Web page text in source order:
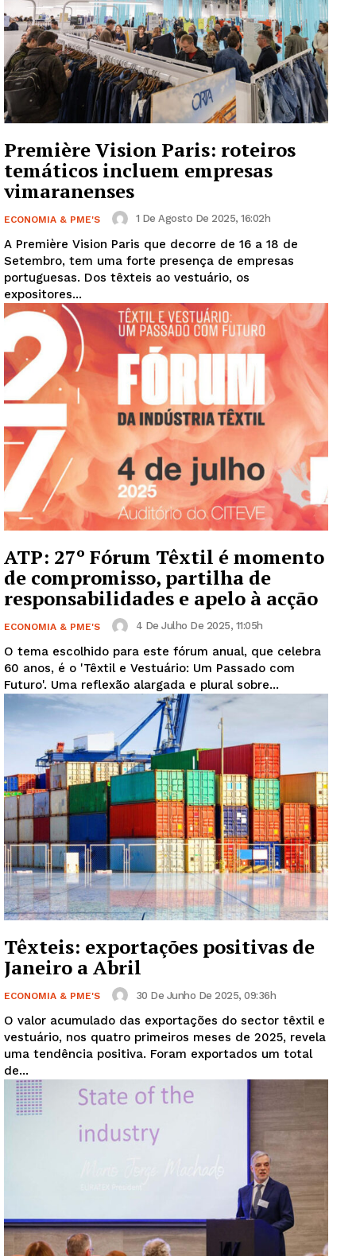
Guimarães, agora!
Première Vision Paris: roteiros
temáticos incluem empresas
vimaranenses
ECONOMIA & PME'S 1 De Agosto De 2025, 16:02h
A Première Vision Paris que decorre de 16 a 18 de
Setembro, tem uma forte presença de empresas
portuguesas. Dos têxteis ao vestuário, os
expositores...
ATP: 27º Fórum Têxtil é momento
de compromisso, partilha de
responsabilidades e apelo à acção
ECONOMIA & PME'S 4 De Julho De 2025, 11:05h
O tema escolhido para este fórum anual, que celebra
60 anos, é o 'Têxtil e Vestuário: Um Passado com
Futuro'. Uma reflexão alargada e plural sobre...
Têxteis: exportações positivas de
Janeiro a Abril
ECONOMIA & PME'S 30 De Junho De 2025, 09:36h
O valor acumulado das exportações do sector têxtil e
vestuário, nos quatro primeiros meses de 2025, revela
uma tendência positiva. Foram exportados um total
de...